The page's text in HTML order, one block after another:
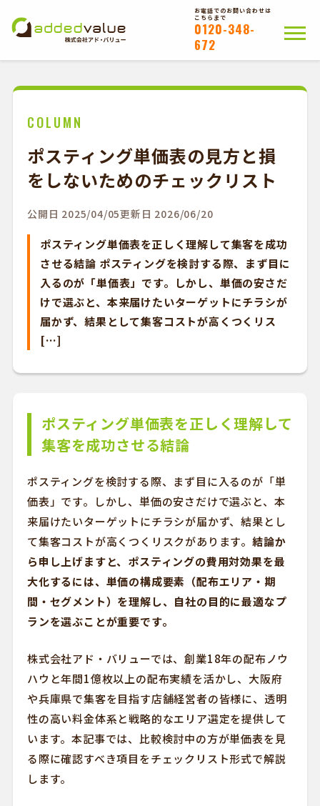
お電話でのお問い合わせは
こちらまで
0120-348-
672
お問い合わせ
かんたんWEB注文
COLUMN
ポスティング単価表の見方と損
をしないためのチェックリスト
公開日 2025/04/05更新日 2026/06/20
ポスティング単価表を正しく理解して集客を成功
させる結論 ポスティングを検討する際、まず目に
入るのが「単価表」です。しかし、単価の安さだ
けで選ぶと、本来届けたいターゲットにチラシが
届かず、結果として集客コストが高くつくリス
[…]
ポスティング単価表を正しく理解して
集客を成功させる結論
ポスティングを検討する際、まず目に入るのが「単
価表」です。しかし、単価の安さだけで選ぶと、本
来届けたいターゲットにチラシが届かず、結果とし
て集客コストが高くつくリスクがあります。 結論か
ら申し上げますと、ポスティングの費用対効果を最
大化するには、単価の構成要素（配布エリア・期
間・セグメント）を理解し、自社の目的に最適なプ
ランを選ぶことが重要です。
株式会社アド・バリューでは、創業18年の配布ノウ
ハウと年間1億枚以上の配布実績を活かし、大阪府
や兵庫県で集客を目指す店舗経営者の皆様に、透明
性の高い料金体系と戦略的なエリア選定を提供して
います。本記事では、比較検討中の方が単価表を見
る際に確認すべき項目をチェックリスト形式で解説
します。